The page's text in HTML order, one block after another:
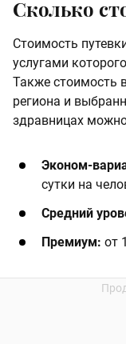
Сколько
Стоимость
услугами
Также стоимость
региона и
здравницах
Эконом-
сутки на
Средний
Премиум: от